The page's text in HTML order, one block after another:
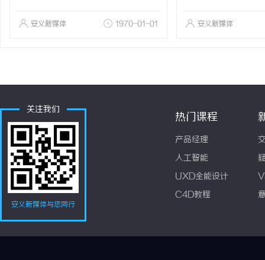
安义新媒体 1970-01-01 安义新媒体
关注我们
安义新媒体与您同行
热门课程
产品经理
人工智能
UXD全能设计
C4D教程